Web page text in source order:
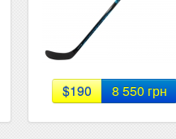
$190 8 550 грн